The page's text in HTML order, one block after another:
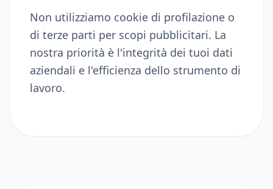
Non utilizziamo cookie di profilazione o
di terze parti per scopi pubblicitari. La
nostra priorità è l'integrità dei tuoi dati
aziendali e l'efficienza dello strumento di
lavoro.